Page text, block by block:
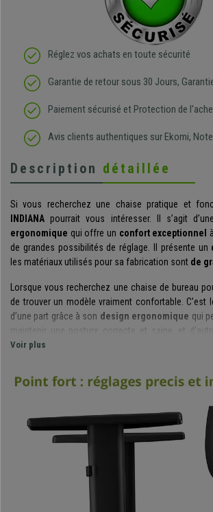
Réglez vos achats en toute sécurité
Garantie de retour sous 30 Jours,
Paiement sécurisé et Protection de
Avis clients authentiques sur Ekomi,
Description détaillée
Si vous recherchez une chaise pratique et
INDIANA pourrait vous intéresser. Il s’agit
ergonomique qui offre un confort exceptionnel
de grandes possibilités de réglage. Il présente un
les matériaux utilisés pour sa fabrication sont de
Lorsque vous recherchez une chaise de bureau
de trouver un modèle vraiment confortable. C’est
d’une part grâce à son design ergonomique qui
maintenir une posture correcte et saine, et
rembourrage épais à haute densité
l’utilisateur un
confort hors du commun
complet, un système utile et pratique pour ajuster
manière indépendant, donnant la possibilité de
des positions différentes.
Un autre élément essentiel de ce modèle : le
, pour choisir la
pour chaque utilisateur. Le confort,
Voir plus